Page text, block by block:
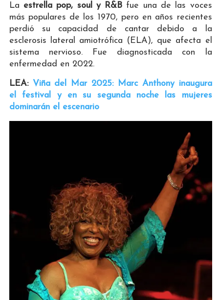
La estrella pop, soul y R&B fue una de las voces
más populares de los 1970, pero en años recientes
perdió su capacidad de cantar debido a la
esclerosis lateral amiotrófica (ELA), que afecta el
sistema nervioso. Fue diagnosticada con la
enfermedad en 2022.
LEA: Viña del Mar 2025: Marc Anthony inaugura
el festival y en su segunda noche las mujeres
dominarán el escenario